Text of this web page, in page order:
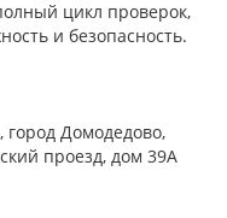
цикл проверок,
и безопасность.
город Домодедово,
проезд, дом 39А